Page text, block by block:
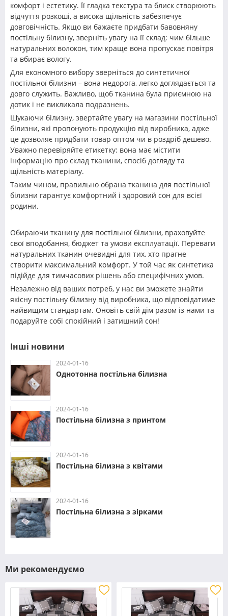
комфорт і естетику. Її гладка текстура та блиск створюють
відчуття розкоші, а висока щільність забезпечує
довговічність. Якщо ви бажаєте придбати бавовняну
постільну білизну, зверніть увагу на її склад: чим більше
натуральних волокон, тим краще вона пропускає повітря
та вбирає вологу.
Для економного вибору зверніться до синтетичної
постільної білизни – вона недорога, легко доглядається та
довго служить. Важливо, щоб тканина була приємною на
дотик і не викликала подразнень.
Шукаючи білизну, звертайте увагу на магазини постільної
білизни, які пропонують продукцію від виробника, адже
це дозволяє придбати товар оптом чи в роздріб дешево.
Уважно перевіряйте етикетку: вона має містити
інформацію про склад тканини, спосіб догляду та
щільність матеріалу.
Таким чином, правильно обрана тканина для постільної
білизни гарантує комфортний і здоровий сон для всієї
родини.
Обираючи тканину для постільної білизни, враховуйте
свої вподобання, бюджет та умови експлуатації. Переваги
натуральних тканин очевидні для тих, хто прагне
створити максимальний комфорт. У той час як синтетика
підійде для тимчасових рішень або специфічних умов.
Незалежно від ваших потреб, у нас ви зможете знайти
якісну постільну білизну від виробника, що відповідатиме
найвищим стандартам. Оновіть свій дім разом із нами та
подаруйте собі спокійний і затишний сон!
Інші новини
2024-01-16
Однотонна постільна білизна
2024-01-16
Постільна білизна з принтом
2024-01-16
Постільна білизна з квітами
2024-01-16
Постільна білизна з зірками
Ми рекомендуємо